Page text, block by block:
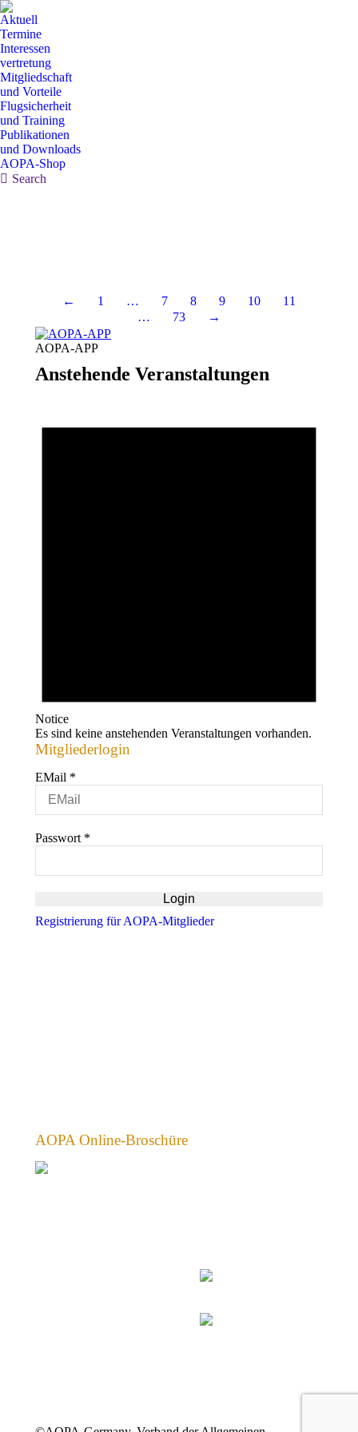
Aktuell
Termine
Interessen
vertretung
Mitgliedschaft
und Vorteile
Flugsicherheit
und Training
Publikationen
und Downloads
AOPA-Shop
Search:
Search
← 1 … 7 8 9 10
11
…
73 →
AOPA-APP
Anstehende Veranstaltungen
Notice
Es sind keine anstehenden Veranstaltungen vorhanden.
Mitgliederlogin
EMail *
Passwort *
Registrierung für AOPA-Mitglieder
AOPA Online-Broschüre